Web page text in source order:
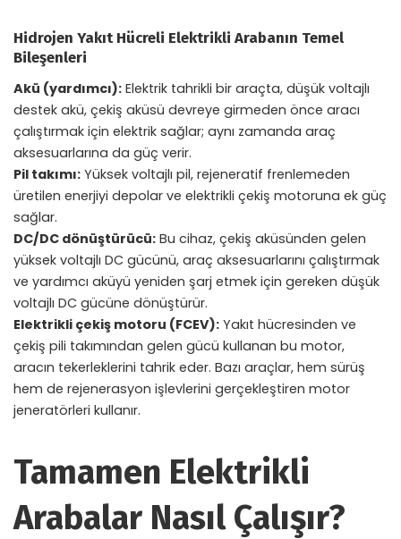
Hidrojen Yakıt Hücreli Elektrikli Arabanın Temel
Bileşenleri
Akü (yardımcı): Elektrik tahrikli bir araçta, düşük voltajlı
destek akü, çekiş aküsü devreye girmeden önce aracı
çalıştırmak için elektrik sağlar; aynı zamanda araç
aksesuarlarına da güç verir.
Pil takımı: Yüksek voltajlı pil, rejeneratif frenlemeden
üretilen enerjiyi depolar ve elektrikli çekiş motoruna ek güç
sağlar.
DC/DC dönüştürücü: Bu cihaz, çekiş aküsünden gelen
yüksek voltajlı DC gücünü, araç aksesuarlarını çalıştırmak
ve yardımcı aküyü yeniden şarj etmek için gereken düşük
voltajlı DC gücüne dönüştürür.
Elektrikli çekiş motoru (FCEV): Yakıt hücresinden ve
çekiş pili takımından gelen gücü kullanan bu motor,
aracın tekerleklerini tahrik eder. Bazı araçlar, hem sürüş
hem de rejenerasyon işlevlerini gerçekleştiren motor
jeneratörleri kullanır.
Tamamen Elektrikli
Arabalar Nasıl Çalışır?